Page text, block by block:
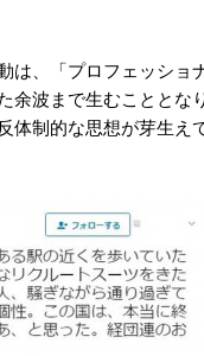
は、「プロフェッショ
余波まで生むこととな
体制的な思想が芽生え